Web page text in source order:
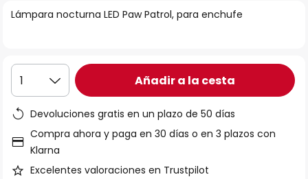
la
imágenes
Lámpara nocturna LED Paw Patrol, para enchufe
1 Añadir a la cesta
Devoluciones gratis en un plazo de 50 días
Compra ahora y paga en 30 días o en 3 plazos con
Klarna
Excelentes valoraciones en Trustpilot